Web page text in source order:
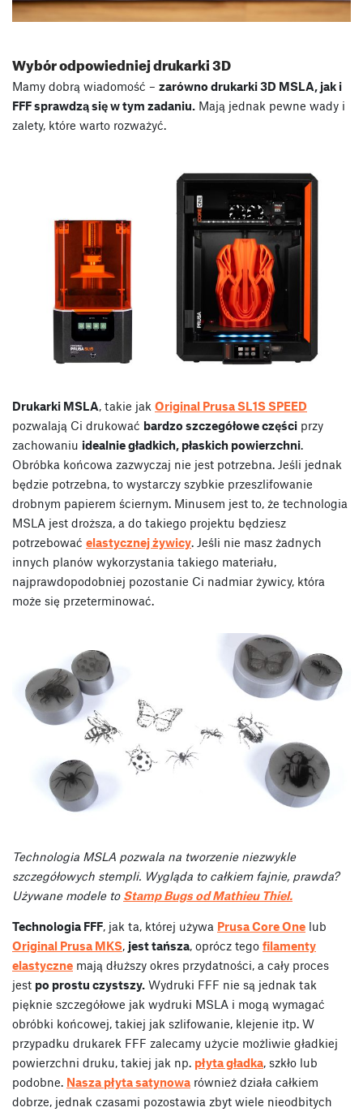
Wybór odpowiedniej drukarki 3D
Mamy dobrą wiadomość – zarówno drukarki 3D MSLA, jak i
FFF sprawdzą się w tym zadaniu. Mają jednak pewne wady i
zalety, które warto rozważyć.
Drukarki MSLA, takie jak Original Prusa SL1S SPEED
pozwalają Ci drukować bardzo szczegółowe części przy
zachowaniu idealnie gładkich, płaskich powierzchni.
Obróbka końcowa zazwyczaj nie jest potrzebna. Jeśli jednak
będzie potrzebna, to wystarczy szybkie przeszlifowanie
drobnym papierem ściernym. Minusem jest to, że technologia
MSLA jest droższa, a do takiego projektu będziesz
potrzebować elastycznej żywicy. Jeśli nie masz żadnych
innych planów wykorzystania takiego materiału,
najprawdopodobniej pozostanie Ci nadmiar żywicy, która
może się przeterminować.
Technologia MSLA pozwala na tworzenie niezwykle
szczegółowych stempli. Wygląda to całkiem fajnie, prawda?
Używane modele to Stamp Bugs od Mathieu Thiel.
Technologia FFF, jak ta, której używa Prusa Core One lub
Original Prusa MKS, jest tańsza, oprócz tego filamenty
elastyczne mają dłuższy okres przydatności, a cały proces
jest po prostu czystszy. Wydruki FFF nie są jednak tak
pięknie szczegółowe jak wydruki MSLA i mogą wymagać
obróbki końcowej, takiej jak szlifowanie, klejenie itp. W
przypadku drukarek FFF zalecamy użycie możliwie gładkiej
powierzchni druku, takiej jak np. płyta gładka, szkło lub
podobne. Nasza płyta satynowa również działa całkiem
dobrze, jednak czasami pozostawia zbyt wiele nieodbitych